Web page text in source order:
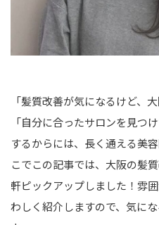
「髪質改善が気になるけど、
「自分に合ったサロンを見つ
するからには、長く通える美
こでこの記事では、大阪の髪
軒ピックアップしました！雰
わしく紹介しますので、気に